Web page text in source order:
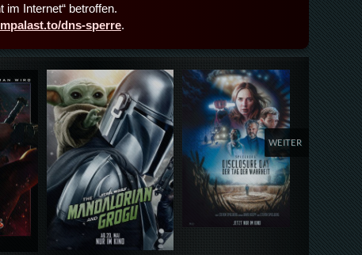
Internet“ betroffen.
dns-sperre.
Details,Play Details,Play
WEITER